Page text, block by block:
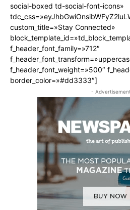
social-boxed td-social-font-icons»
custom_title=»Stay Connected»
f_header_font_family=»712″
f_header_font_weight=»500″
border_color=»#dd3333″]
-